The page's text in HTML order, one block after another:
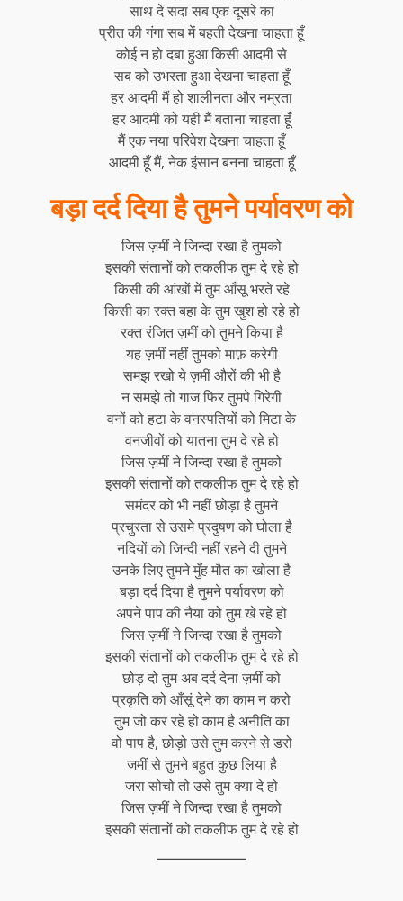
साथ दे सदा सब एक दूसरे का
प्रीत की गंगा सब में बहती देखना चाहता हूँ
कोई न हो दबा हुआ किसी आदमी से
सब को उभरता हुआ देखना चाहता हूँ
हर आदमी मैं हो शालीनता और नम्रता
हर आदमी को यही मैं बताना चाहता हूँ
मैं एक नया परिवेश देखना चाहता हूँ
आदमी हूँ मैं, नेक इंसान बनना चाहता हूँ
बड़ा दर्द दिया है तुमने पर्यावरण को
जिस ज़मीं ने जिन्दा रखा है तुमको
इसकी संतानों को तकलीफ तुम दे रहे हो
किसी की आंखों में तुम आँसू भरते रहे
किसी का रक्त बहा के तुम खुश हो रहे हो
रक्त रंजित ज़मीं को तुमने किया है
यह ज़मीं नहीं तुमको माफ़ करेगी
समझ रखो ये ज़मीं औरों की भी है
न समझे तो गाज फिर तुमपे गिरेगी
वनों को हटा के वनस्पतियों को मिटा के
वनजीवों को यातना तुम दे रहे हो
जिस ज़मीं ने जिन्दा रखा है तुमको
इसकी संतानों को तकलीफ तुम दे रहे हो
समंदर को भी नहीं छोड़ा है तुमने
प्रचुरता से उसमे प्रदुषण को घोला है
नदियों को जिन्दी नहीं रहने दी तुमने
उनके लिए तुमने मुँह मौत का खोला है
बड़ा दर्द दिया है तुमने पर्यावरण को
अपने पाप की नैया को तुम खे रहे हो
जिस ज़मीं ने जिन्दा रखा है तुमको
इसकी संतानों को तकलीफ तुम दे रहे हो
छोड़ दो तुम अब दर्द देना ज़मीं को
प्रकृति को आँसूं देने का काम न करो
तुम जो कर रहे हो काम है अनीति का
वो पाप है, छोड़ो उसे तुम करने से डरो
जमीं से तुमने बहुत कुछ लिया है
जरा सोचो तो उसे तुम क्या दे हो
जिस ज़मीं ने जिन्दा रखा है तुमको
इसकी संतानों को तकलीफ तुम दे रहे हो